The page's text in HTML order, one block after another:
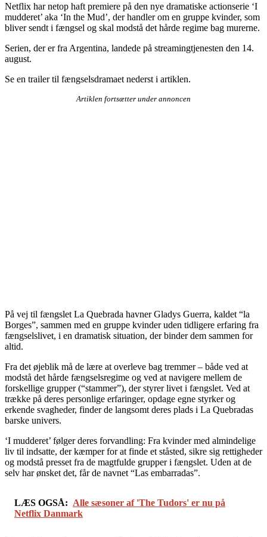
Netflix har netop haft premiere på den nye dramatiske actionserie ‘I
mudderet’ aka ‘In the Mud’, der handler om en gruppe kvinder, som
bliver sendt i fængsel og skal modstå det hårde regime bag murerne.
Serien, der er fra Argentina, landede på streamingtjenesten den 14.
august.
Se en trailer til fængselsdramaet nederst i artiklen.
Artiklen fortsætter under annoncen
På vej til fængslet La Quebrada havner Gladys Guerra, kaldet “la
Borges”, sammen med en gruppe kvinder uden tidligere erfaring fra
fængselslivet, i en dramatisk situation, der binder dem sammen for
altid.
Fra det øjeblik må de lære at overleve bag tremmer – både ved at
modstå det hårde fængselsregime og ved at navigere mellem de
forskellige grupper (“stammer”), der styrer livet i fængslet. Ved at
trække på deres personlige erfaringer, opdage egne styrker og
erkende svagheder, finder de langsomt deres plads i La Quebradas
barske univers.
‘I mudderet’ følger deres forvandling: Fra kvinder med almindelige
liv til indsatte, der kæmper for at finde et ståsted, sikre sig rettigheder
og modstå presset fra de magtfulde grupper i fængslet. Uden at de
selv har ønsket det, får de navnet “Las embarradas”.
LÆS OGSÅ: Alle sæsoner af 'The Tudors' er nu på
Netflix Danmark